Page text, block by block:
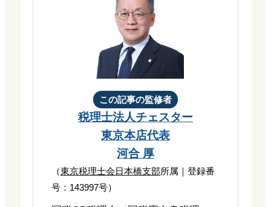
この記事の監修者
税理士法人チェスター
東京本店代表
河合 厚
（東京税理士会日本橋支部所属｜登録番
号：143997号）